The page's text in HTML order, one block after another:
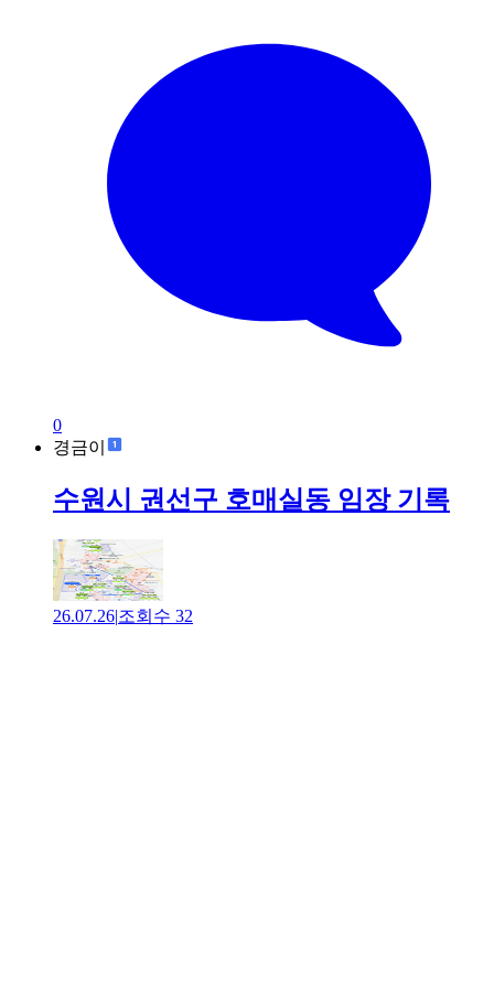
0
경금이
수원시 권선구 호매실동 임장 기록
26.07.26|조회수 32